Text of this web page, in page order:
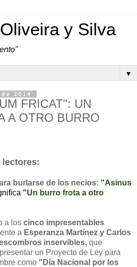
y Silva
▼
2014
FRICAT": UN
A OTRO BURRO
lectores:
burlarse de los necios: "Asinus
"Un burro frota a otro
a los cinco impresentables
a Esperanza Martínez y Carlos
inservibles, que
un Proyecto de Ley para
como "Día Nacional por los